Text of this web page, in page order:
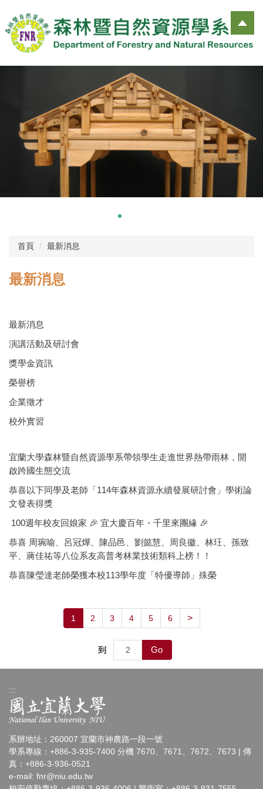
到
主
要
首頁 最新消息
最新消息
最新消息
演講活動及研討會
獎學金資訊
榮譽榜
企業徵才
校外實習
宜蘭大學森林暨自然資源學系帶領學生走進世界熱帶雨林，開
啟跨國生態交流
恭喜以下同學及老師「114年森林資源永續發展研討會」學術論
文發表得獎
100週年校友回娘家 🎉 宜大慶百年・千里來團緣 🎉
恭喜 周琬喻、呂冠燁、陳品邑、劉懿慧、周良徽、林玨、孫致
平、蔣佳祐等八位系友高普考林業技術類科上榜！！
恭喜陳瑩達老師榮獲本校113學年度「特優導師」殊榮
1 2 3 4 5 6 >
到 Go
:::
系辦地址：260007 宜蘭市神農路一段一號
學系專線：+886-3-935-7400 分機 7670、7671、7672、7673 | 傳
真：+886-3-936-0521
e-mail: fnr@niu.edu.tw